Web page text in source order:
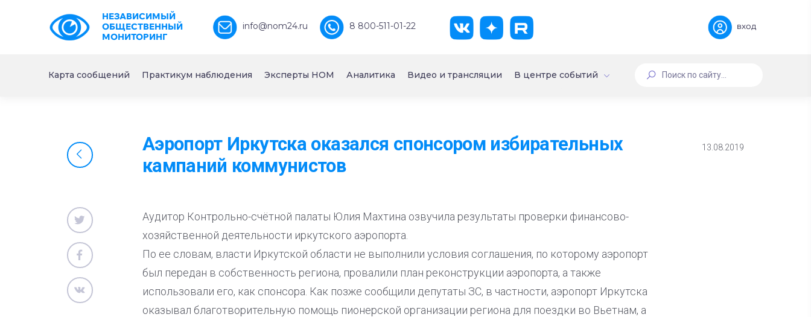
НЕЗАВИСИМЫЙ
ОБЩЕСТВЕННЫЙ
МОНИТОРИНГ
info@nom24.ru 8 800-511-01-22 вход
Карта сообщений Практикум наблюдения Эксперты НОМ Аналитика Видео и трансляции В центре событий
Аэропорт Иркутска оказался спонсором избирательных
кампаний коммунистов
13.08.2019
Аудитор Контрольно-счётной палаты Юлия Махтина озвучила результаты проверки финансово-
хозяйственной деятельности иркутского аэропорта.
По ее словам, власти Иркутской области не выполнили условия соглашения, по которому аэропорт
был передан в собственность региона, провалили план реконструкции аэропорта, а также
использовали его, как спонсора. Как позже сообщили депутаты ЗС, в частности, аэропорт Иркутска
оказывал благотворительную помощь пионерской организации региона для поездки во Вьетнам, а